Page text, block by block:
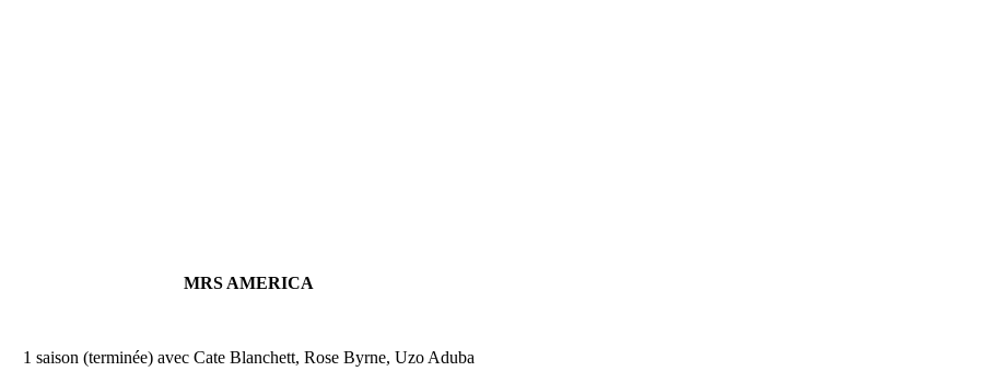
MRS AMERICA
1 saison (terminée) avec Cate Blanchett, Rose Byrne, Uzo Aduba